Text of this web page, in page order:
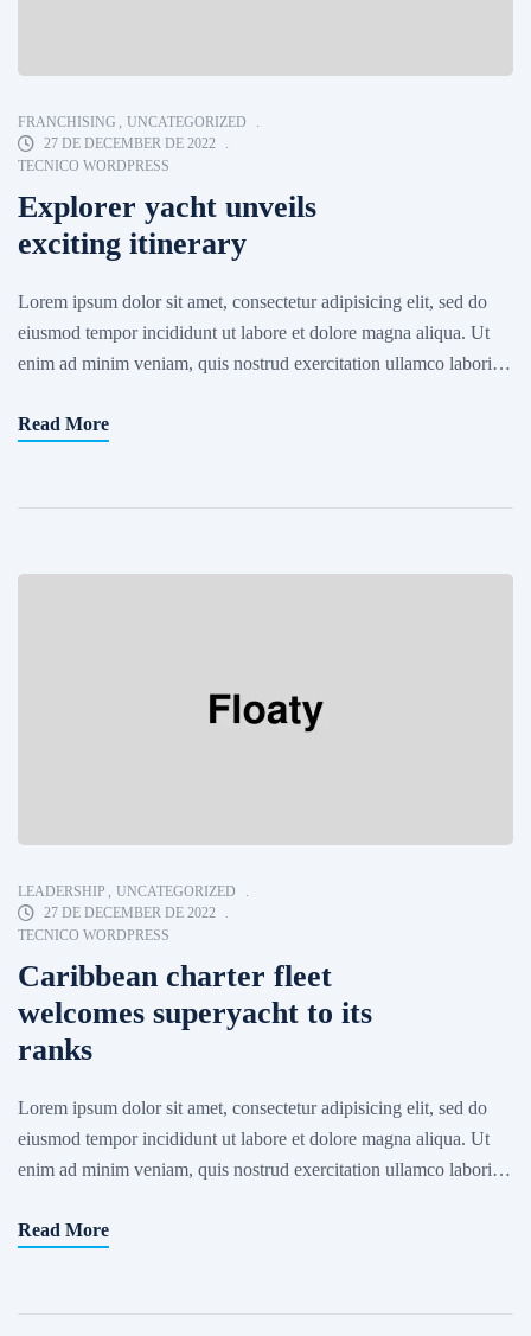
FRANCHISING , UNCATEGORIZED
27 DE DECEMBER DE 2022
TECNICO WORDPRESS
Explorer yacht unveils
exciting itinerary
Lorem ipsum dolor sit amet, consectetur adipisicing elit, sed do
eiusmod tempor incididunt ut labore et dolore magna aliqua. Ut
enim ad minim veniam, quis nostrud exercitation ullamco laboris
cupidatat non proident, sunt in culpa qui officia deserunt mollit
Read More
LEADERSHIP , UNCATEGORIZED
27 DE DECEMBER DE 2022
TECNICO WORDPRESS
Caribbean charter fleet
welcomes superyacht to its
ranks
Lorem ipsum dolor sit amet, consectetur adipisicing elit, sed do
eiusmod tempor incididunt ut labore et dolore magna aliqua. Ut
enim ad minim veniam, quis nostrud exercitation ullamco laboris
cupidatat non proident, sunt in culpa qui officia deserunt mollit
Read More